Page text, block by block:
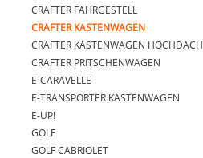
CRAFTER FAHRGESTELL
CRAFTER KASTENWAGEN
CRAFTER KASTENWAGEN HOCHDACH
CRAFTER PRITSCHENWAGEN
E-CARAVELLE
E-TRANSPORTER KASTENWAGEN
E-UP!
GOLF
GOLF CABRIOLET